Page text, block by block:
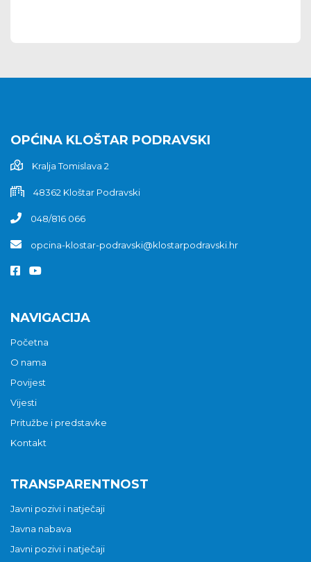
OPĆINA KLOŠTAR PODRAVSKI
Kralja Tomislava 2
48362 Kloštar Podravski
048/816 066
opcina-klostar-podravski@klostarpodravski.hr
NAVIGACIJA
Početna
O nama
Povijest
Vijesti
Pritužbe i predstavke
Kontakt
TRANSPARENTNOST
Javni pozivi i natječaji
Javna nabava
Javni pozivi i natječaji